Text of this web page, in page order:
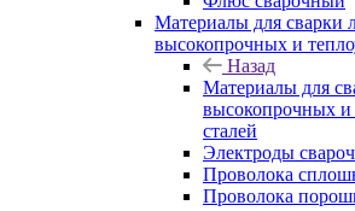
Материалы для сварки
высокопрочных и
Назад
Материалы для
высокопрочных и
сталей
Электроды
Проволока
Проволока